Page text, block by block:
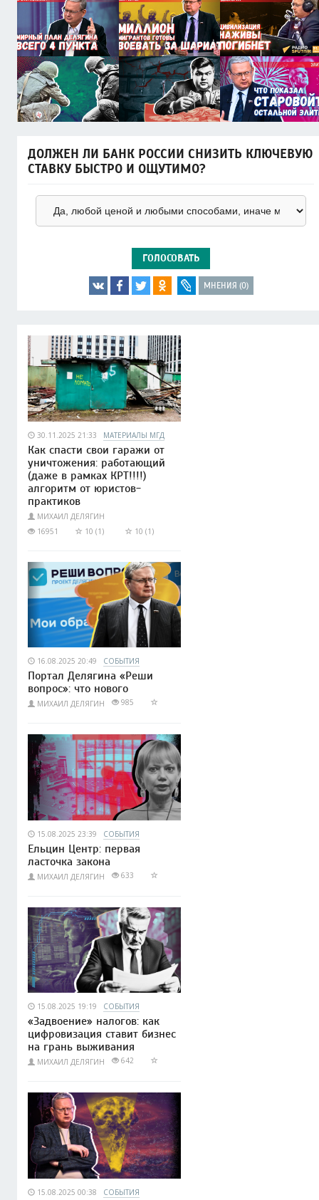
ДОЛЖЕН ЛИ БАНК РОССИИ СНИЗИТЬ КЛЮЧЕВУЮ
СТАВКУ БЫСТРО И ОЩУТИМО?
ГОЛОСОВАТЬ
МНЕНИЯ (0)
30.11.2025 21:33 МАТЕРИАЛЫ МГД
Как спасти свои гаражи от
уничтожения: работающий
(даже в рамках КРТ!!!!)
алгоритм от юристов-
практиков
МИХАИЛ ДЕЛЯГИН
16951
10 (1) 10 (1)
16.08.2025 20:49 СОБЫТИЯ
Портал Делягина «Реши
вопрос»: что нового
МИХАИЛ ДЕЛЯГИН 985
15.08.2025 23:39 СОБЫТИЯ
Ельцин Центр: первая
ласточка закона
МИХАИЛ ДЕЛЯГИН 633
15.08.2025 19:19 СОБЫТИЯ
«Задвоение» налогов: как
цифровизация ставит бизнес
на грань выживания
МИХАИЛ ДЕЛЯГИН 642
15.08.2025 00:38 СОБЫТИЯ